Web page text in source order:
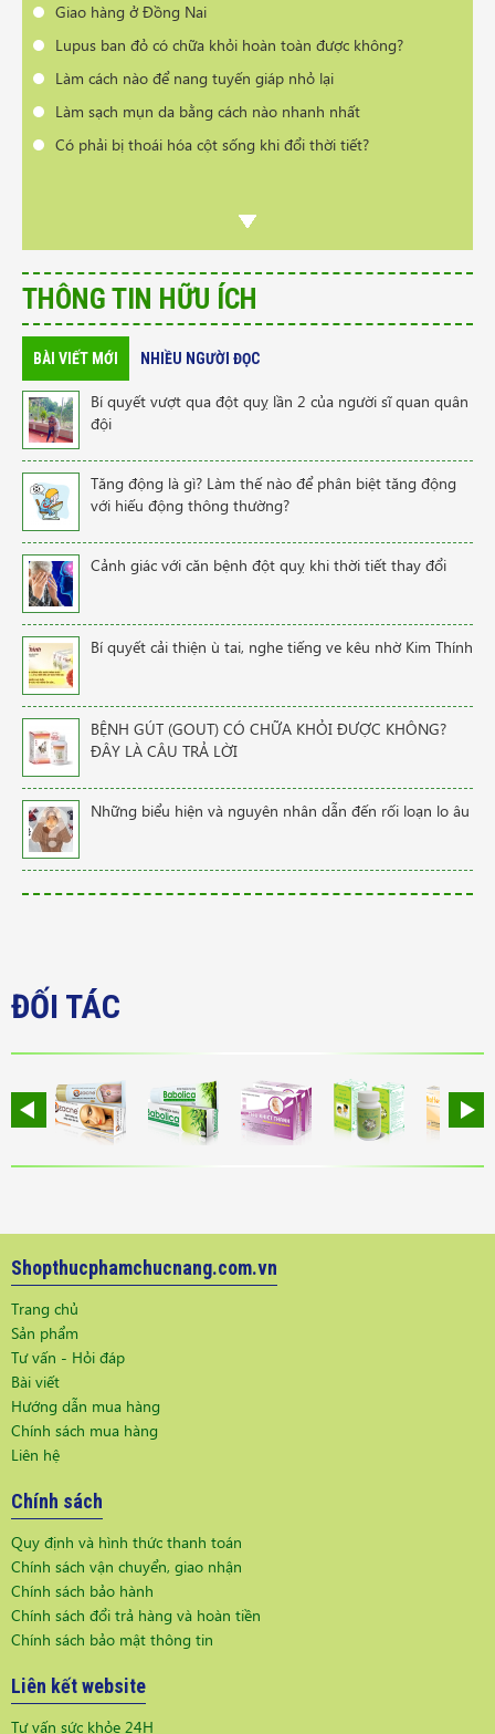
Giao hàng ở Đồng Nai
Lupus ban đỏ có chữa khỏi hoàn toàn được không?
Làm cách nào để nang tuyến giáp nhỏ lại
Làm sạch mụn da bằng cách nào nhanh nhất
Có phải bị thoái hóa cột sống khi đổi thời tiết?
THÔNG TIN HỮU ÍCH
BÀI VIẾT MỚI NHIỀU NGƯỜI ĐỌC
Bí quyết vượt qua đột quỵ lần 2 của người sĩ quan quân
đội
Tăng động là gì? Làm thế nào để phân biệt tăng động
với hiếu động thông thường?
Cảnh giác với căn bệnh đột quỵ khi thời tiết thay đổi
Bí quyết cải thiện ù tai, nghe tiếng ve kêu nhờ Kim Thính
BỆNH GÚT (GOUT) CÓ CHỮA KHỎI ĐƯỢC KHÔNG?
ĐÂY LÀ CÂU TRẢ LỜI
Những biểu hiện và nguyên nhân dẫn đến rối loạn lo âu
ĐỐI TÁC
Shopthucphamchucnang.com.vn
Trang chủ
Sản phẩm
Tư vấn - Hỏi đáp
Bài viết
Hướng dẫn mua hàng
Chính sách mua hàng
Liên hệ
Chính sách
Quy định và hình thức thanh toán
Chính sách vận chuyển, giao nhận
Chính sách bảo hành
Chính sách đổi trả hàng và hoàn tiền
Chính sách bảo mật thông tin
Liên kết website
Tư vấn sức khỏe 24H